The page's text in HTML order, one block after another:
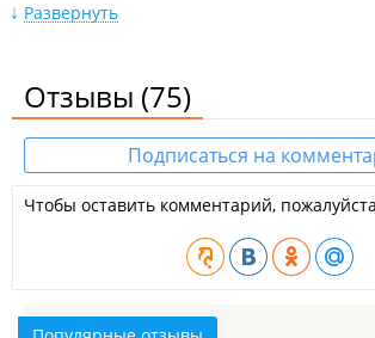
Диагностика и ремонт топливно-
Замена жидкости (масла) в АККП
вариаторах (CVT), в том числе с
прокладок, уплотнений и т. п.(полная
Диагностика, ремонт и тюннинг АКПП
вариаторного типа - CVT,
Замена ремней/цепей ГРМ;
Ремонт механических трансмиссий
редукторов, мостов, планетарных
дифференциалов и т. п. (ремонт
XD стенде JonhBean V2400 AC400
Развернуть
Отзывы (75)
Подписаться на
Чтобы оставить комментарий,